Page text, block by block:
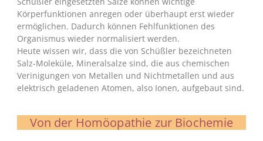
Körperfunktionen anregen oder überhaupt erst wieder
ermöglichen. Dadurch können Fehlfunktionen des
Organismus wieder normalisiert werden.
Heute wissen wir, dass die von Schüßler bezeichneten
Salz-Moleküle, Mineralsalze sind, die aus chemischen
Verinigungen von Metallen und Nichtmetallen und aus
elektrisch geladenen Atomen, also Ionen, aufgebaut sind.
Von der Homöopathie zur Biochemie